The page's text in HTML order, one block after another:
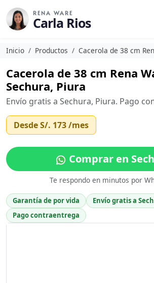
RENA WARE
Carla Rios
Inicio Productos Cacerola de 38 cm
Cacerola de 38 cm Rena
Sechura, Piura
Envío gratis a Sechura, Piura. Pago
DesdeS/. 173/mes
Comprar en
Te respondo en minutos por
Garantía de por vida
Envío gratis a
Pago contraentrega